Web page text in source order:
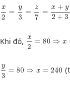
x
2
=
y
3
=
z
7
=
x + y
2 + 3
x2 3= = + z2 +
Khi đó, x
2
= 80 ⇒ x
x2 80 ⇒
y
3
= 80 ⇒ x = 240
y3